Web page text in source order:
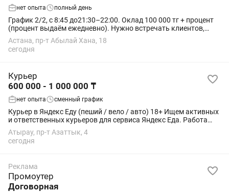
нет опыта полный день
График 2/2, с 8:45 до21:30–22:00. Оклад 100 000 тг + процент
(процент выдаём ежедневно). Нужно встречать клиентов,
вести запись, принимать оплату, предлагать чай/кофе,
следить за расходниками и...
Астана, пр-т Абылай Хана, 18
сегодня
Курьер
600 000 - 1 000 000 ₸
нет опыта сменный график
Курьер в Яндекс Еду (пеший / вело / авто) 18+ Ищем активных
и ответственных курьеров для сервиса Яндекс Еда. Работа
подойдёт студентам, как подработка или основной доход.
Условия: • Свободный...
Атырау, пр-т Азаттык, 4
сегодня
Реклама
Промоутер
Договорная